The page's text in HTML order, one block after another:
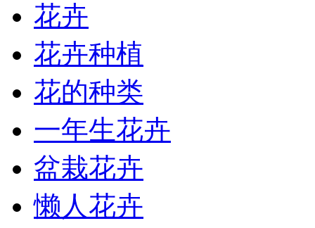
花卉
花卉种植
花的种类
一年生花卉
盆栽花卉
懒人花卉